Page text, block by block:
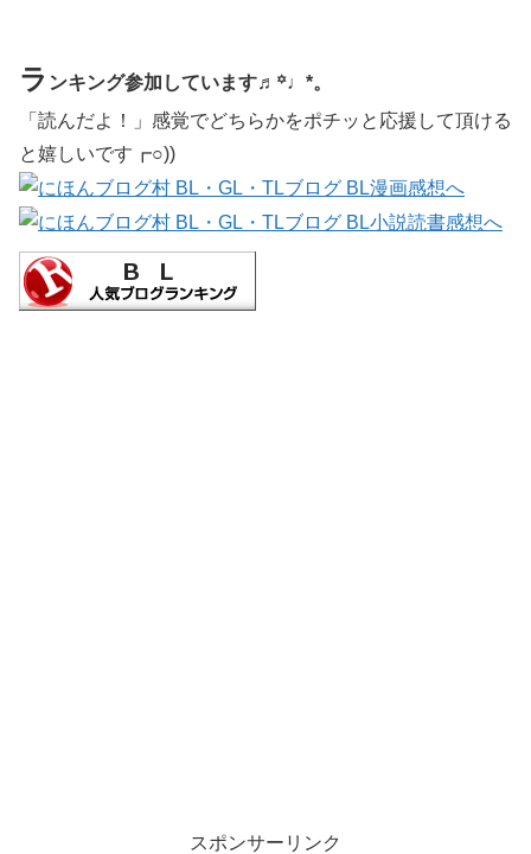
ラ ンキング参加しています♬꙳♩*。
「読んだよ！」感覚でどちらかをポチッと応援して頂ける
と嬉しいです┏○))
スポンサーリンク